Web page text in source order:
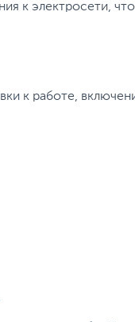
к электросети,
к работе,